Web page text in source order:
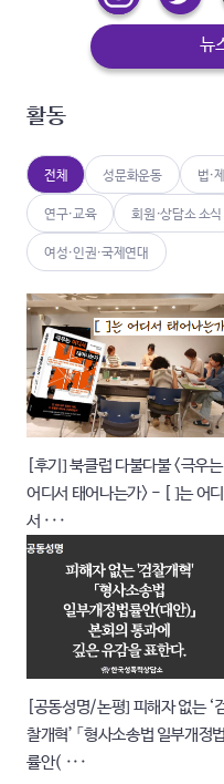
뉴
활동
전체 성문화운동 법·
연구·교육 회원·상담소 소식
여성·인권·국제연대
[후기] 북클럽 다불다불 <극우는
어디서 태어나는가> - [ ]는 어디
서 ···
[공동성명/논평] 피해자 없는 ‘
찰개혁’ 「형사소송법 일부개정법
률안( ···